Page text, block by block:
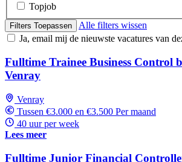
Topjob
Filters Toepassen
Alle filters wissen
Ja, email mij de nieuwste vacatures van
Fulltime Trainee Business Control
Venray
Venray
Tussen €3.000 en €3.500 Per maand
40 uur per week
Lees meer
Fulltime Junior Financial